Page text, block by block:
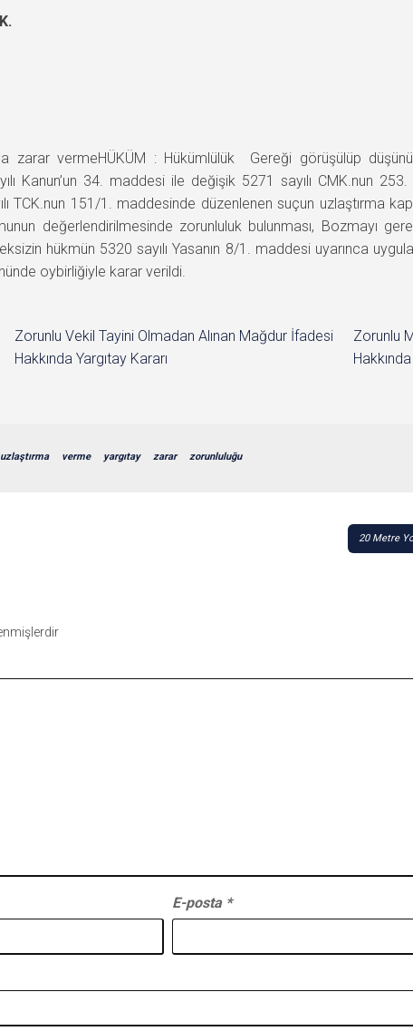
zarar vermeHÜKÜM : Hükümlülük Gereği görüşülüp
Kanun’un 34. maddesi ile değişik 5271 sayılı CMK.nun
TCK.nun 151/1. maddesinde düzenlenen suçun uzlaştırma
değerlendirilmesinde zorunluluk bulunması, Bozmayı
hükmün 5320 sayılı Yasanın 8/1. maddesi uyarınca
oybirliğiyle karar verildi.
Zorunlu Vekil Tayini Olmadan Alınan Mağdur İfadesi
Hakkında Yargıtay Kararı
Zorunlu
uzlaştırma verme yargıtay zarar zorunluluğu
20 Metre
E-posta *